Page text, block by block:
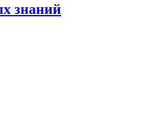
знаний